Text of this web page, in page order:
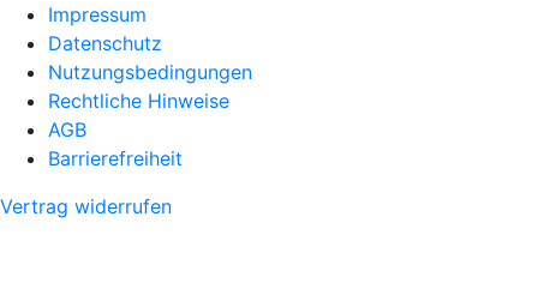
Impressum
Datenschutz
Nutzungsbedingungen
Rechtliche Hinweise
AGB
Barrierefreiheit
Vertrag widerrufen